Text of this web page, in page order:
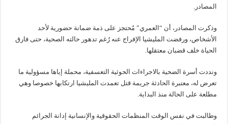
المصادر.
وذكرت المصادر، أن “العمري” مُحتجز على ذمة ضمانة حضورية لأحد
الأشخاص، ورفضت المليشيا الإفراج عنه رُغم تدهور حالته الصحية، حتى فارق
الحياة خلف قضبان معتقلها.
ونددت أسرة الضحية بالاجراءات الحوثية التعسفية، محملة إياها مسؤولية ما
تعرض له، معتبرة الحادثة جريمة قتل تعمدت المليشيا ارتكابها خصوصا وهي
مطلعة على الحالة منذ البداية.
وطالبت في نفس الوقت المنظمات الحقوقية والإنسانية إدانة الجرائم